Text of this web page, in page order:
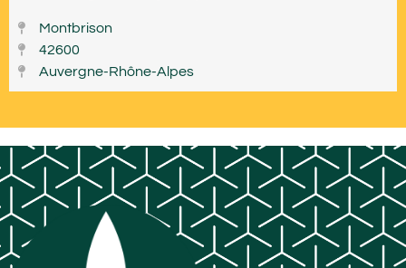
Montbrison
42600
Auvergne-Rhône-Alpes